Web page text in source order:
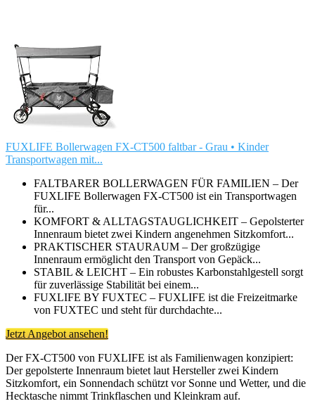
FUXLIFE Bollerwagen FX-CT500 faltbar - Grau • Kinder
Transportwagen mit...
FALTBARER BOLLERWAGEN FÜR FAMILIEN – Der
FUXLIFE Bollerwagen FX-CT500 ist ein Transportwagen
für...
KOMFORT & ALLTAGSTAUGLICHKEIT – Gepolsterter
Innenraum bietet zwei Kindern angenehmen Sitzkomfort...
PRAKTISCHER STAURAUM – Der großzügige
Innenraum ermöglicht den Transport von Gepäck...
STABIL & LEICHT – Ein robustes Karbonstahlgestell sorgt
für zuverlässige Stabilität bei einem...
FUXLIFE BY FUXTEC – FUXLIFE ist die Freizeitmarke
von FUXTEC und steht für durchdachte...
Jetzt Angebot ansehen!
Der FX-CT500 von FUXLIFE ist als Familienwagen konzipiert:
Der gepolsterte Innenraum bietet laut Hersteller zwei Kindern
Sitzkomfort, ein Sonnendach schützt vor Sonne und Wetter, und die
Hecktasche nimmt Trinkflaschen und Kleinkram auf.